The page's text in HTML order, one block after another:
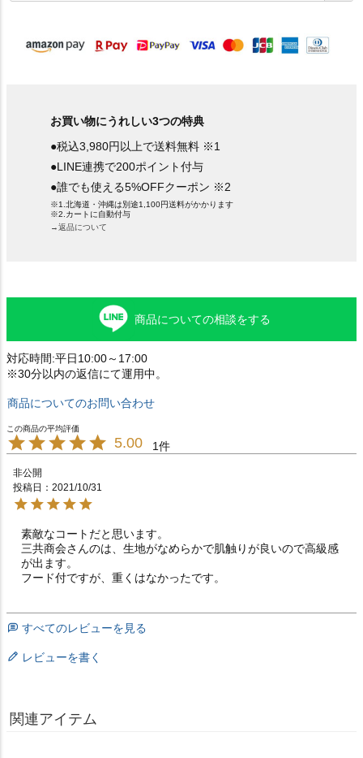
須
お買い物にうれしい3つの特典
●税込3,980円以上で送料無料 ※1
●LINE連携で200ポイント付与
●誰でも使える5%OFFクーポン ※2
※1.北海道・沖縄は別途1,100円送料がかかります
※2.カートに自動付与
→返品について
商品についての相談をする
対応時間:平日10:00～17:00
※30分以内の返信にて運用中。
商品についてのお問い合わせ
5.00 1
非公開
投稿日
2021/10/31
素敵なコートだと思います。
三共商会さんのは、生地がなめらかで肌触りが良いので高級感
が出ます。
フード付ですが、重くはなかったです。
すべてのレビューを見る
レビューを書く
関連アイテム